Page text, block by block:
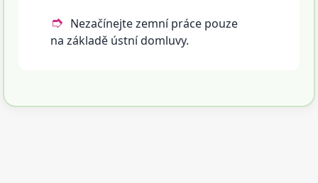
Nezačínejte zemní práce pouze
na základě ústní domluvy.